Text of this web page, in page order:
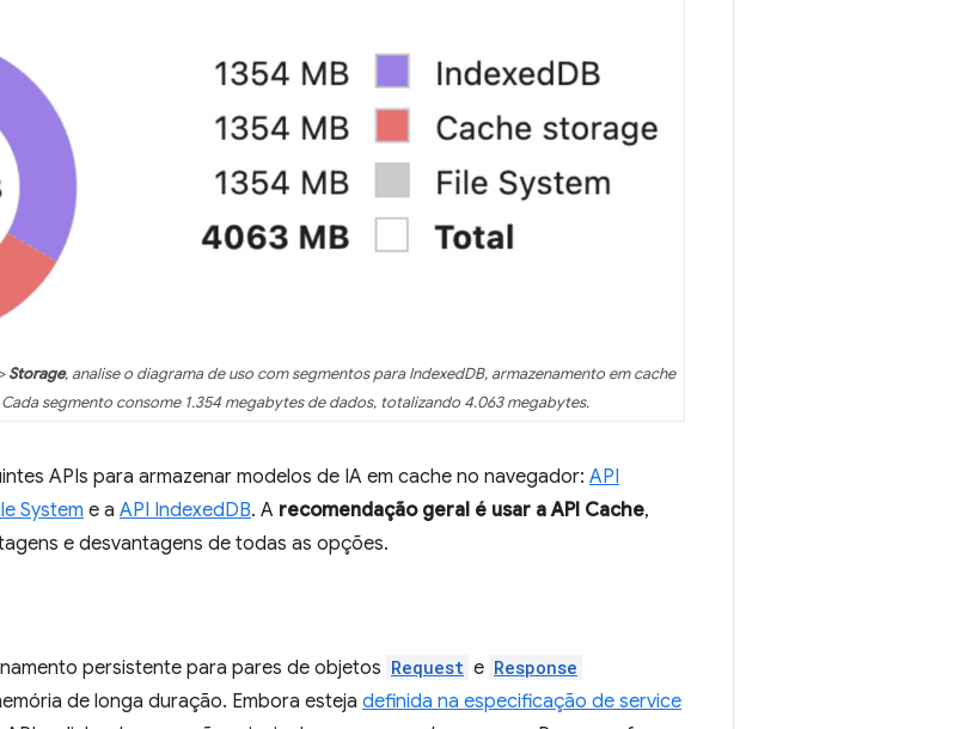
Storage, analise o diagrama de uso com segmentos para IndexedDB, armazenamento em cache
segmento consome 1.354 megabytes de dados, totalizando 4.063 megabytes.
APIs para armazenar modelos de IA em cache no navegador: API
System e a API IndexedDB. A recomendação geral é usar a API Cache,
e desvantagens de todas as opções.
persistente para pares de objetos Request e Response
de longa duração. Embora esteja definida na especificação de service